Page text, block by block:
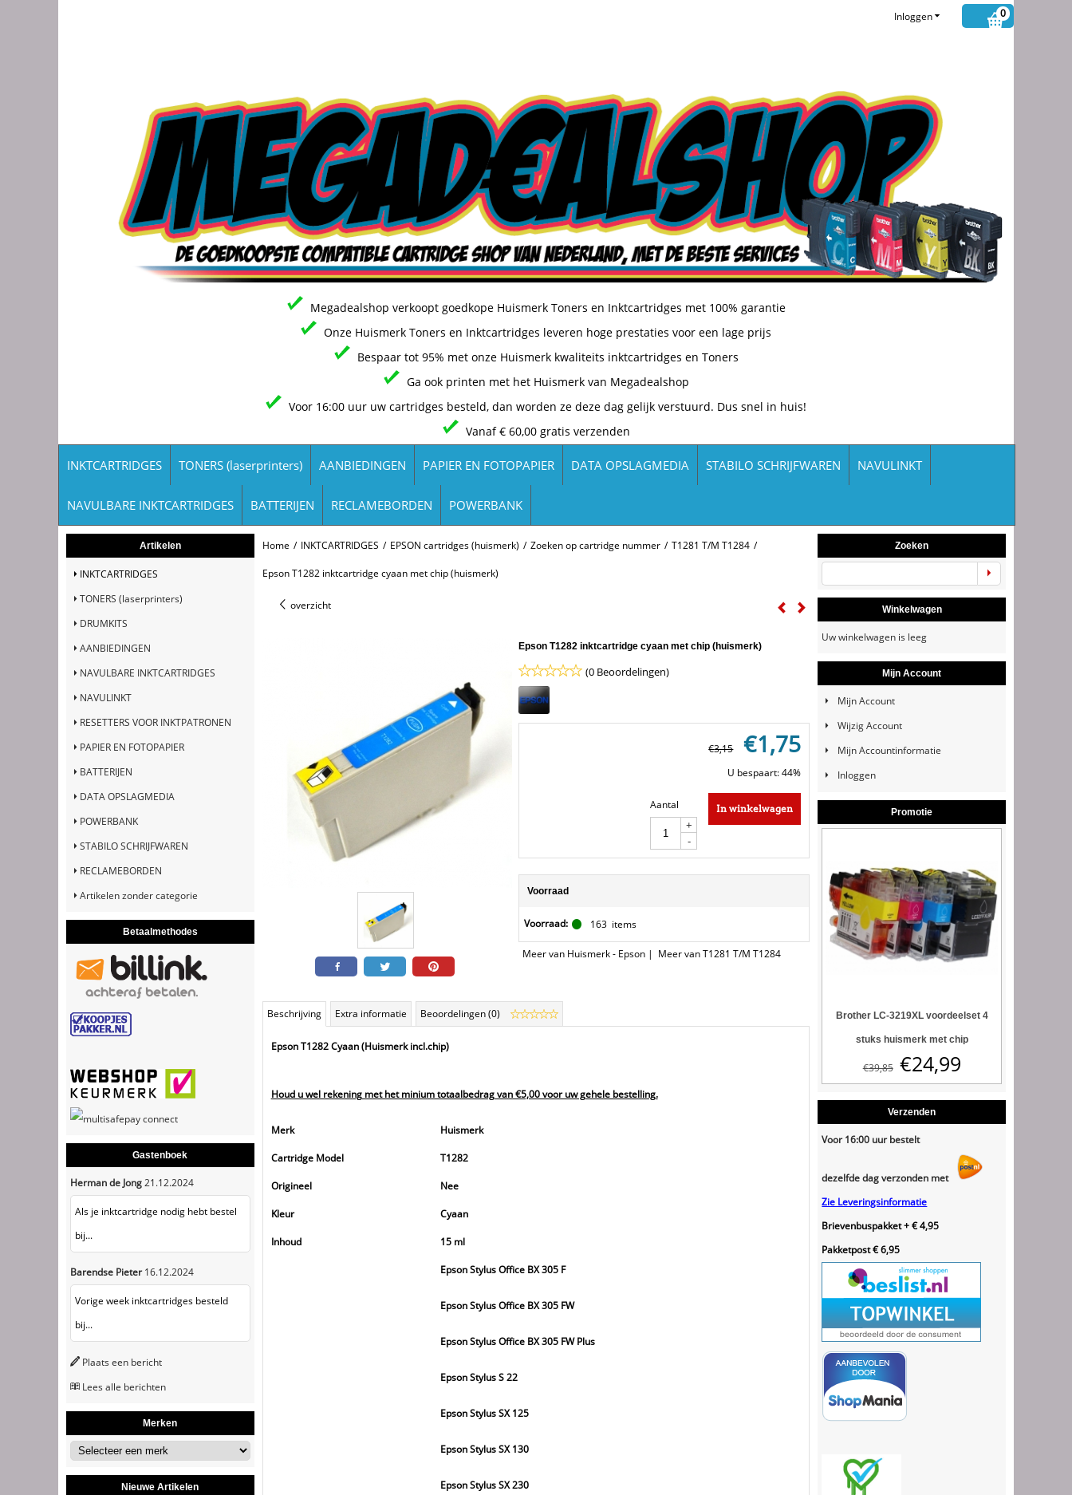
0
Inloggen
Megadealshop verkoopt goedkope Huismerk Toners en Inktcartridges met 100% garantie
Onze Huismerk Toners en Inktcartridges leveren hoge prestaties voor een lage prijs
Bespaar tot 95% met onze Huismerk kwaliteits inktcartridges en Toners
Ga ook printen met het Huismerk van Megadealshop
Voor 16:00 uur uw cartridges besteld, dan worden ze deze dag gelijk verstuurd. Dus snel in huis!
Vanaf € 60,00 gratis verzenden
INKTCARTRIDGES TONERS (laserprinters) AANBIEDINGEN PAPIER EN FOTOPAPIER DATA OPSLAGMEDIA STABILO SCHRIJFWAREN NAVULINKT
NAVULBARE INKTCARTRIDGES BATTERIJEN RECLAMEBORDEN POWERBANK
Artikelen
INKTCARTRIDGES
TONERS (laserprinters)
DRUMKITS
AANBIEDINGEN
NAVULBARE INKTCARTRIDGES
NAVULINKT
RESETTERS VOOR INKTPATRONEN
PAPIER EN FOTOPAPIER
BATTERIJEN
DATA OPSLAGMEDIA
POWERBANK
STABILO SCHRIJFWAREN
RECLAMEBORDEN
Artikelen zonder categorie
Betaalmethodes
Gastenboek
Herman de Jong21.12.2024
Als je inktcartridge nodig hebt bestel
bij...
Barendse Pieter 16.12.2024
Vorige week inktcartridges besteld
bij...
Plaats een bericht
Lees alle berichten
Merken
Nieuwe Artikelen
Home / INKTCARTRIDGES / EPSON cartridges (huismerk) / Zoeken op cartridge nummer / T1281 T/M T1284 /
Epson T1282 inktcartridge cyaan met chip (huismerk)
overzicht
Epson T1282 inktcartridge cyaan met chip (huismerk)
(0 Beoordelingen)
€3,15 €1,75
U bespaart: 44%
Aantal
+
-
In winkelwagen
Voorraad
Voorraad: 163 items
Meer van Huismerk - Epson | Meer van T1281 T/M T1284
Beschrijving Extra informatie Beoordelingen (0)
Epson T1282 Cyaan (Huismerk incl.chip)
Houd u wel rekening met het minium totaalbedrag van €5,00 voor uw gehele bestelling.
Merk Huismerk
Cartridge Model T1282
Origineel Nee
Kleur Cyaan
Inhoud 15 ml
Epson Stylus Office BX 305 F
Epson Stylus Office BX 305 FW
Epson Stylus Office BX 305 FW Plus
Epson Stylus S 22
Epson Stylus SX 125
Epson Stylus SX 130
Epson Stylus SX 230
Zoeken
Winkelwagen
Uw winkelwagen is leeg
Mijn Account
Mijn Account
Wijzig Account
Mijn Accountinformatie
Inloggen
Promotie
Brother LC-3219XL voordeelset 4
stuks huismerk met chip
€39,85 €24,99
Verzenden
Voor 16:00 uur bestelt
dezelfde dag verzonden met
Zie Leveringsinformatie
Brievenbuspakket + € 4,95
Pakketpost € 6,95